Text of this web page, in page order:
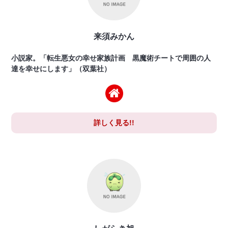
来須みかん
小説家。「転生悪女の幸せ家族計画 黒魔術チートで周囲の人
達を幸せにします」（双葉社）
詳しく見る!!